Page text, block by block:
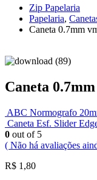
Zip Papelaria
Papelaria,
Caneta 0.7mm
Caneta
ABC Normografo
Caneta Esf. Slider
0 out of 5
( Não há avaliações
R$ 1,80